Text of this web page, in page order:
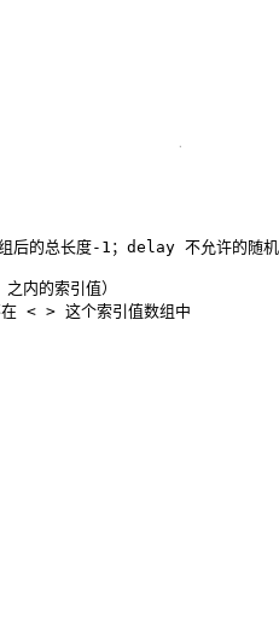
总长度-1；delay 不允许的随机
内的索引值）
< > 这个索引值数组中